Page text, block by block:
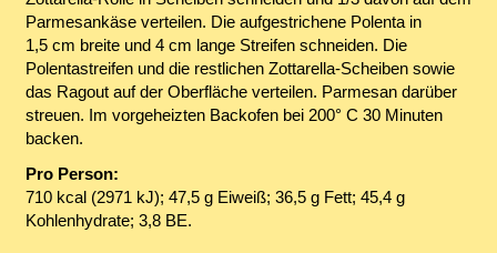
Parmesankäse verteilen. Die aufgestrichene Polenta in
1,5 cm breite und 4 cm lange Streifen schneiden. Die
Polentastreifen und die restlichen Zottarella-Scheiben sowie
das Ragout auf der Oberfläche verteilen. Parmesan darüber
streuen. Im vorgeheizten Backofen bei 200° C 30 Minuten
backen.
Pro Person:
710 kcal (2971 kJ); 47,5 g Eiweiß; 36,5 g Fett; 45,4 g
Kohlenhydrate; 3,8 BE.